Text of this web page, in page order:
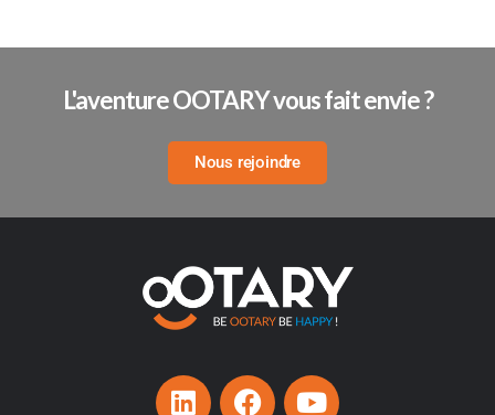
L'aventure OOTARY vous fait envie ?
Nous rejoindre